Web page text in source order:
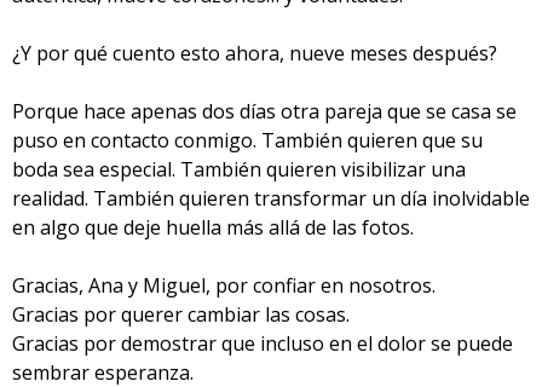
¿Y por qué cuento esto ahora, nueve meses después?
Porque hace apenas dos días otra pareja que se casa se
puso en contacto conmigo. También quieren que su
boda sea especial. También quieren visibilizar una
realidad. También quieren transformar un día inolvidable
en algo que deje huella más allá de las fotos.
Gracias, Ana y Miguel, por confiar en nosotros.
Gracias por querer cambiar las cosas.
Gracias por demostrar que incluso en el dolor se puede
sembrar esperanza.